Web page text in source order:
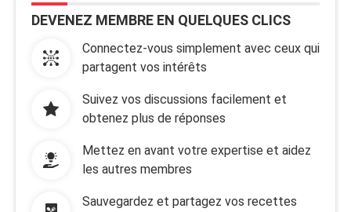
DEVENEZ MEMBRE EN QUELQUES CLICS
Connectez-vous simplement avec ceux qui
partagent vos intérêts
Suivez vos discussions facilement et
obtenez plus de réponses
Mettez en avant votre expertise et aidez
les autres membres
Sauvegardez et partagez vos recettes